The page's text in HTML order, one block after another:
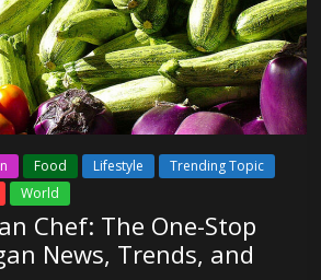
Food Lifestyle
Trending Topic
World
Chef: The One-Stop
News, Trends, and